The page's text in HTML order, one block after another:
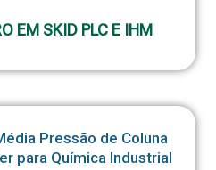
EM SKID PLC E IHM